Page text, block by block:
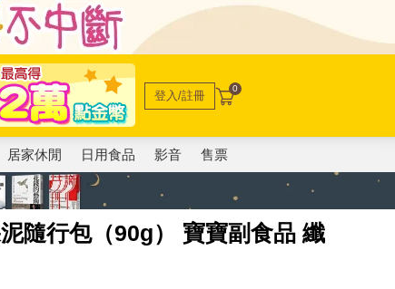
登入/註冊 0
居家休閒 日用食品 影音 售票
隨行包（90g） 寶寶副食品 纖